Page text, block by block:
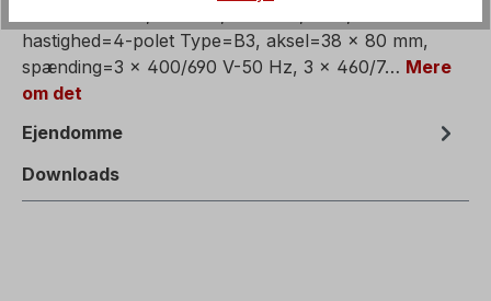
hastighed=4-polet Type=B3, aksel=38 x 80 mm,
spænding=3 x 400/690 V-50 Hz, 3 x 460/7… Mere
om det
Ejendomme
Downloads